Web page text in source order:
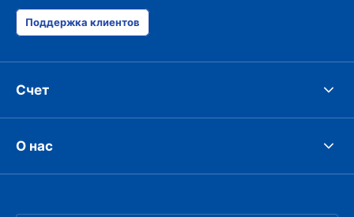
Поддержка клиентов
Счет
О нас